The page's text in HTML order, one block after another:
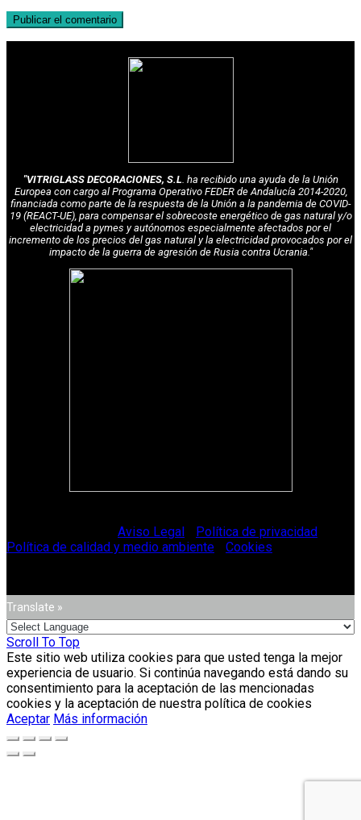
"VITRIGLASS DECORACIONES, S.L. ha recibido una ayuda de la Unión
Europea con cargo al Programa Operativo FEDER de Andalucía 2014-2020,
financiada como parte de la respuesta de la Unión a la pandemia de COVID-
19 (REACT-UE), para compensar el sobrecoste energético de gas natural y/o
electricidad a pymes y autónomos especialmente afectados por el
incremento de los precios del gas natural y la electricidad provocados por el
impacto de la guerra de agresión de Rusia contra Ucrania."
Aviso Legal Política de privacidad
Política de calidad y medio ambiente
Cookies
Translate »
Scroll To Top
Este sitio web utiliza cookies para que usted tenga la mejor
experiencia de usuario. Si continúa navegando está dando su
consentimiento para la aceptación de las mencionadas
cookies y la aceptación de nuestra política de cookies
Aceptar Más información